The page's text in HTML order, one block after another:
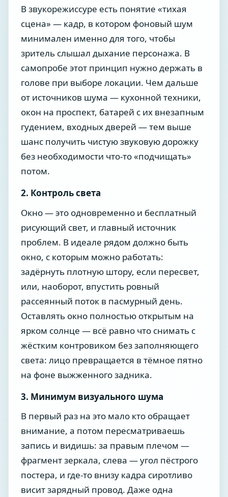
В звукорежиссуре есть понятие «тихая
сцена» — кадр, в котором фоновый шум
минимален именно для того, чтобы
зритель слышал дыхание персонажа. В
самопробе этот принцип нужно держать в
голове при выборе локации. Чем дальше
от источников шума — кухонной техники,
окон на проспект, батарей с их внезапным
гудением, входных дверей — тем выше
шанс получить чистую звуковую дорожку
без необходимости что-то «подчищать»
потом.
2. Контроль света
Окно — это одновременно и бесплатный
рисующий свет, и главный источник
проблем. В идеале рядом должно быть
окно, с которым можно работать:
задёрнуть плотную штору, если пересвет,
или, наоборот, впустить ровный
рассеянный поток в пасмурный день.
Оставлять окно полностью открытым на
ярком солнце — всё равно что снимать с
жёстким контровиком без заполняющего
света: лицо превращается в тёмное пятно
на фоне выжженного задника.
3. Минимум визуального шума
В первый раз на это мало кто обращает
внимание, а потом пересматриваешь
запись и видишь: за правым плечом —
фрагмент зеркала, слева — угол пёстрого
постера, и где-то внизу кадра сиротливо
висит зарядный провод. Даже одна